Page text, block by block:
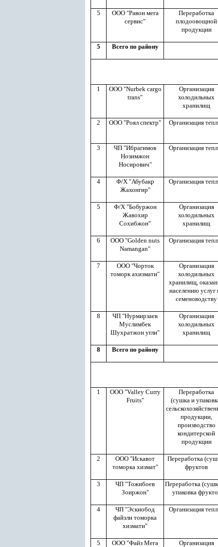
5
ООО "Равон мега
сервис"
Переработка
плодоовощной
продукции
5 Всего по району
1
ООО "Nurbek cargo
trans"
Организация
холодильных
хранилищ
2 ООО "Роял спектр" Организация
3
ЧП "Ибрагимов
Нозимжон
Носирович"
Организация
4
Ф/Х "Абубакр
Жахонгир"
Организация
5
Ф/Х "Бобуржон
Жавохир
Сохибжон"
Организация
холодильных
хранилищ
6
ООО "Golden nuts
Namangan"
Организация
7
ООО "Чорток
томорк ахизмати"
Организация
холодильных
хранилищ,
населению услуг
семеноводству
8
ЧП "Нурмирзаев
Муслимбек
Шухратжон угли"
Организация
холодильных
хранилищ
8 Всего по району
1
ООО "Valley Curry
Fruits"
Переработка
(сушка и
продукции,
производство
кондитерской
продукции
2
ООО "Искавот
томорка хизмат"
Переработка
фруктов
3
ЧП "Тожибоев
Зоиржон"
Переработка
упаковка
4
ЧП "Эскиобод
файзли томорка
хизмати"
Организация
5
ООО "Файз Мега
Организация